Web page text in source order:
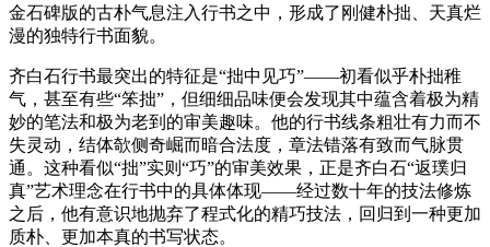
金石碑版的古朴气息注入行书之中，形成了刚健朴拙、天真烂
漫的独特行书面貌。
齐白石行书最突出的特征是“拙中见巧”——初看似乎朴拙稚
气，甚至有些“笨拙”，但细细品味便会发现其中蕴含着极为精
妙的笔法和极为老到的审美趣味。他的行书线条粗壮有力而不
失灵动，结体欹侧奇崛而暗合法度，章法错落有致而气脉贯
通。这种看似“拙”实则“巧”的审美效果，正是齐白石“返璞归
真”艺术理念在行书中的具体体现——经过数十年的技法修炼
之后，他有意识地抛弃了程式化的精巧技法，回归到一种更加
质朴、更加本真的书写状态。